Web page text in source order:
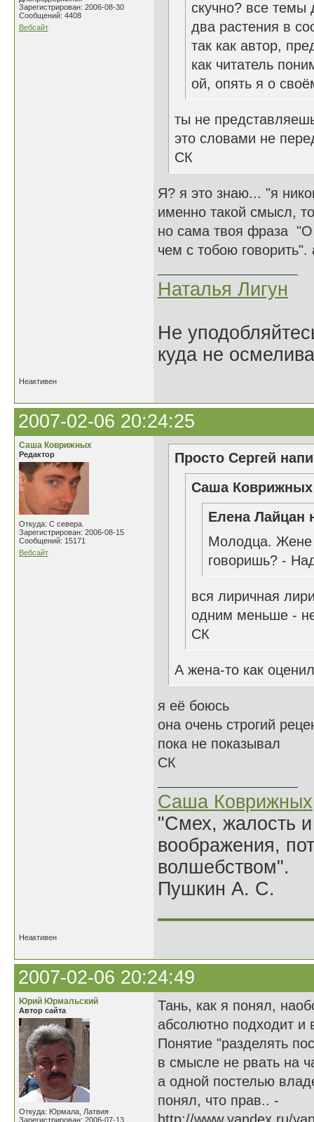
Зарегистрирован: 2006-08-30
Сообщений: 4408
Вебсайт
скучно? все темы
два растения в
так как автор,
как читатель
ой, опять я о
ты не
это словами не
СК
Я? я это знаю... "я
именно такой смысл,
но сама твоя фраза
чем с тобою
Наталья Лигун
Не
куда не
Неактивен
2007-02-06 20:24:25
Саша Коврижных
Редактор
Откуда: С севера.
Зарегистрирован: 2006-08-15
Сообщений: 15171
Вебсайт
Просто Сергей
Саша Коврижных
Елена Лайцан
Молодца. Жене
говоришь? -
вся лиричная
одним меньше -
СК
А жена-то как
я её боюсь
она очень строгий
пока не показывал
СК
Саша Коврижных
"Смех, жалость
воображения,
волшебством".
Пушкин А. С.
Неактивен
2007-02-06 20:24:49
Юрий Юрмальский
Автор сайта
Откуда: Юрмала, Латвия
Зарегистрирован: 2006-07-13
Тань, как я понял,
абсолютно подходит
Понятие "разделять
в смысле не рвать на
а одной постелью
понял, что прав.. -